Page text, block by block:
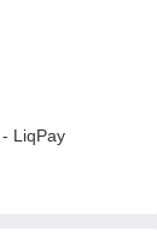
LiqPay